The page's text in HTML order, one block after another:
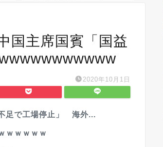
国主席国賓「国益
2020年10月1日
足で工場停止」 海外...
ｗｗｗｗｗ